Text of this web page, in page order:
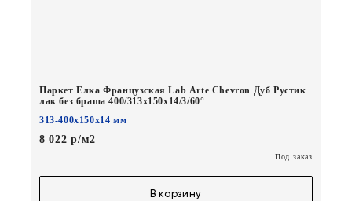
Паркет Елка Французская Lab Arte Chevron Дуб Рустик
лак без браша 400/313х150х14/3/60°
313-400х150х14 мм
8 022 р/м2
Под заказ
В корзину